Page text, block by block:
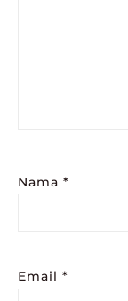
Nama *
Email *